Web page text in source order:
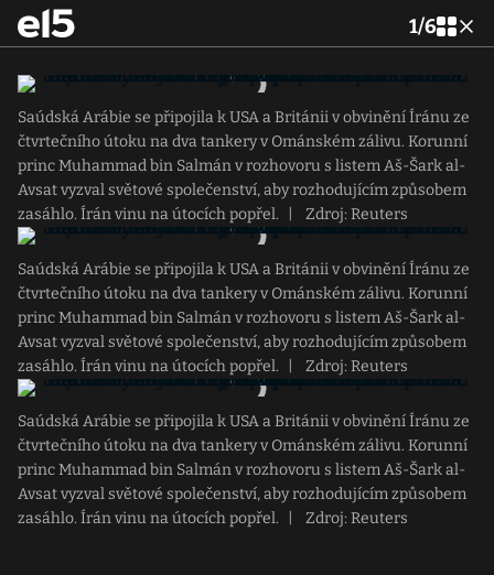
1/6
Saúdská Arábie se připojila k USA a Británii v obvinění Íránu ze
čtvrtečního útoku na dva tankery v Ománském zálivu. Korunní
princ Muhammad bin Salmán v rozhovoru s listem Aš-Šark al-
Avsat vyzval světové společenství, aby rozhodujícím způsobem
zasáhlo. Írán vinu na útocích popřel.
Zdroj: Reuters
Saúdská Arábie se připojila k USA a Británii v obvinění Íránu ze
čtvrtečního útoku na dva tankery v Ománském zálivu. Korunní
princ Muhammad bin Salmán v rozhovoru s listem Aš-Šark al-
Avsat vyzval světové společenství, aby rozhodujícím způsobem
zasáhlo. Írán vinu na útocích popřel.
Zdroj: Reuters
Saúdská Arábie se připojila k USA a Británii v obvinění Íránu ze
čtvrtečního útoku na dva tankery v Ománském zálivu. Korunní
princ Muhammad bin Salmán v rozhovoru s listem Aš-Šark al-
Avsat vyzval světové společenství, aby rozhodujícím způsobem
zasáhlo. Írán vinu na útocích popřel.
Zdroj: Reuters